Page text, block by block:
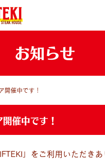
お知らせ
開催中です！
催中です！
」をご利用いただき